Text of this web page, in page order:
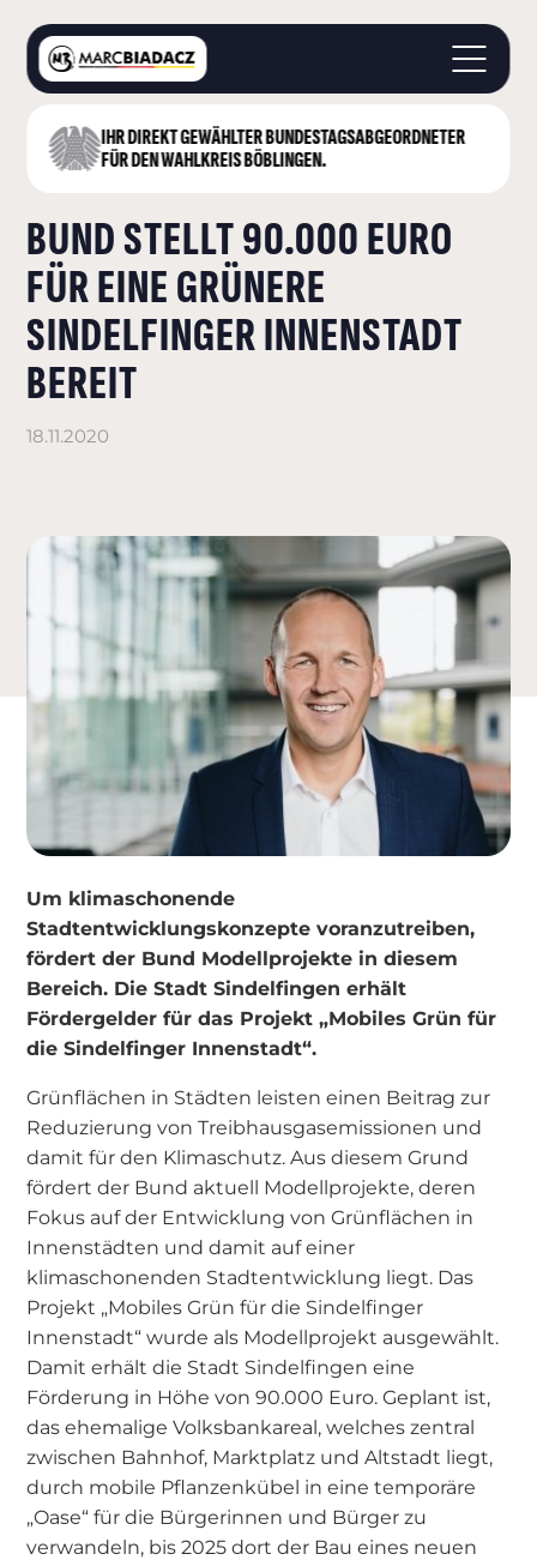
IHR DIREKT GEWÄHLTER BUNDESTAGS­ABGEORDNETER
FÜR DEN WAHLKREIS BÖBLINGEN.
STARTSEITE
LANDKREIS BÖBLINGEN
DEUTSCHER BUNDESTAG
AKTUELLES
KONTAKT
BUND STELLT 90.000 EURO
FÜR EINE GRÜNERE
SINDELFINGER INNENSTADT
BEREIT
18.11.2020
Um klimaschonende
Stadtentwicklungskonzepte voranzutreiben,
fördert der Bund Modellprojekte in diesem
Bereich. Die Stadt Sindelfingen erhält
Fördergelder für das Projekt „Mobiles Grün für
die Sindelfinger Innenstadt“.
Grünflächen in Städten leisten einen Beitrag zur
Reduzierung von Treibhausgasemissionen und
damit für den Klimaschutz. Aus diesem Grund
fördert der Bund aktuell Modellprojekte, deren
Fokus auf der Entwicklung von Grünflächen in
Innenstädten und damit auf einer
klimaschonenden Stadtentwicklung liegt. Das
Projekt „Mobiles Grün für die Sindelfinger
Innenstadt“ wurde als Modellprojekt ausgewählt.
Damit erhält die Stadt Sindelfingen eine
Förderung in Höhe von 90.000 Euro. Geplant ist,
das ehemalige Volksbankareal, welches zentral
zwischen Bahnhof, Marktplatz und Altstadt liegt,
durch mobile Pflanzenkübel in eine temporäre
„Oase“ für die Bürgerinnen und Bürger zu
verwandeln, bis 2025 dort der Bau eines neuen